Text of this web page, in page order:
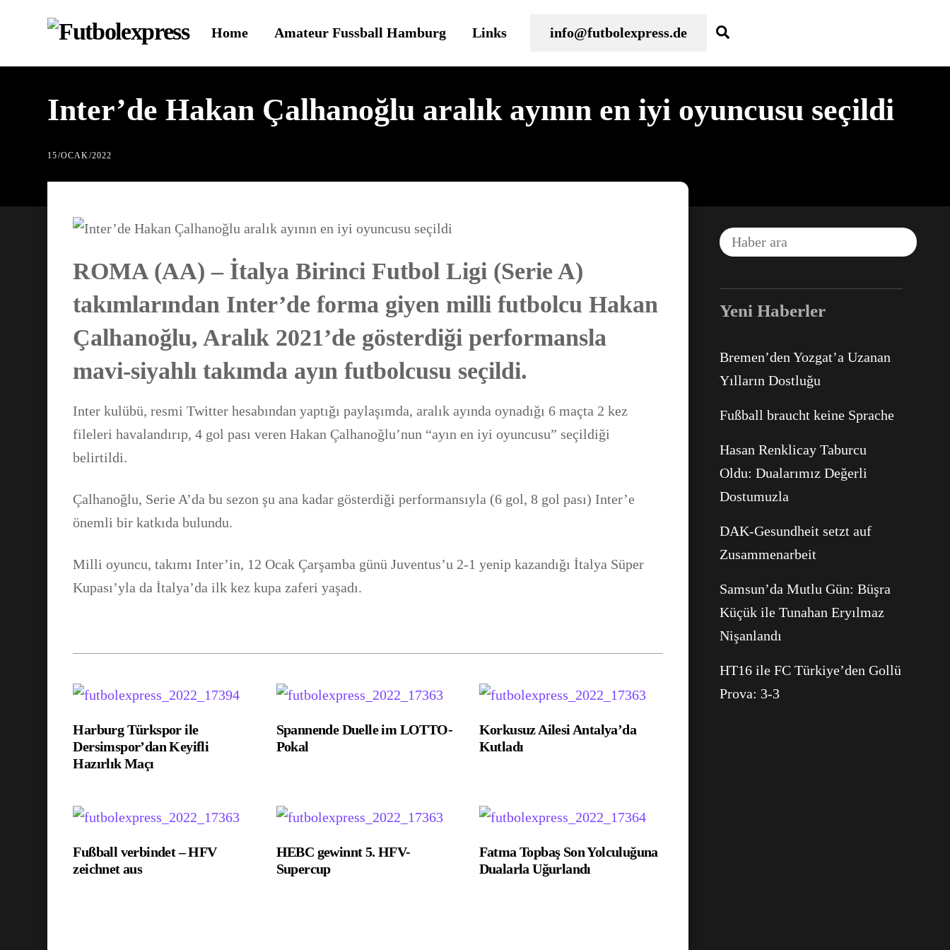
Home Amateur Fussball Hamburg Links info@futbolexpress.de
Inter’de Hakan Çalhanoğlu aralık ayının en iyi oyuncusu seçildi
15/OCAK/2022
ROMA (AA) – İtalya Birinci Futbol Ligi (Serie A)
takımlarından Inter’de forma giyen milli futbolcu Hakan
Çalhanoğlu, Aralık 2021’de gösterdiği performansla
mavi-siyahlı takımda ayın futbolcusu seçildi.
Inter kulübü, resmi Twitter hesabından yaptığı paylaşımda, aralık ayında oynadığı 6 maçta 2 kez
fileleri havalandırıp, 4 gol pası veren Hakan Çalhanoğlu’nun “ayın en iyi oyuncusu” seçildiği
belirtildi.
Çalhanoğlu, Serie A’da bu sezon şu ana kadar gösterdiği performansıyla (6 gol, 8 gol pası) Inter’e
önemli bir katkıda bulundu.
Milli oyuncu, takımı Inter’in, 12 Ocak Çarşamba günü Juventus’u 2-1 yenip kazandığı İtalya Süper
Kupası’yla da İtalya’da ilk kez kupa zaferi yaşadı.
Harburg Türkspor ile
Dersimspor’dan Keyifli
Hazırlık Maçı
Spannende Duelle im LOTTO-
Pokal
Korkusuz Ailesi Antalya’da
Kutladı
Fußball verbindet – HFV
zeichnet aus
HEBC gewinnt 5. HFV-
Supercup
Fatma Topbaş Son Yolculuğuna
Dualarla Uğurlandı
Yeni Haberler
Bremen’den Yozgat’a Uzanan
Yılların Dostluğu
Fußball braucht keine Sprache
Hasan Renklicay Taburcu
Oldu: Dualarımız Değerli
Dostumuzla
DAK-Gesundheit setzt auf
Zusammenarbeit
Samsun’da Mutlu Gün: Büşra
Küçük ile Tunahan Eryılmaz
Nişanlandı
HT16 ile FC Türkiye’den Gollü
Prova: 3-3